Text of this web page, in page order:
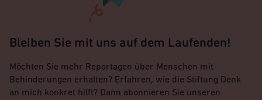
Bleiben Sie mit uns auf dem Laufenden!
Möchten Sie mehr Reportagen über Menschen mit
Behinderungen erhalten? Erfahren, wie die Stiftung Denk
an mich konkret hilft? Dann abonnieren Sie unseren